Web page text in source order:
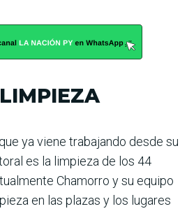
ya viene trabajando desde su
es la limpieza de los 44
Chamorro y su equipo
en las plazas y los lugares